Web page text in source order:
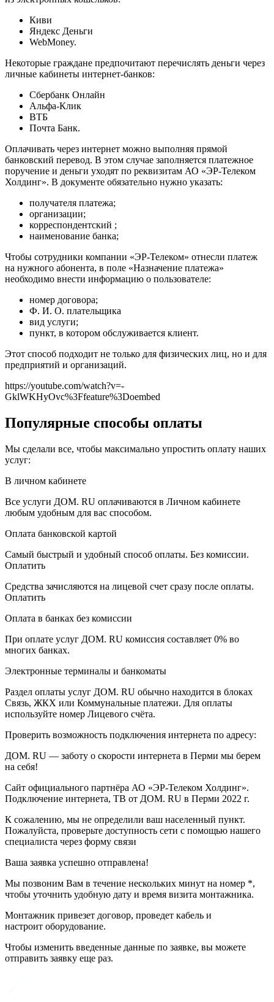
Киви
Яндекс Деньги
WebMoney.
Некоторые граждане предпочитают перечислять деньги через
личные кабинеты интернет-банков:
Сбербанк Онлайн
Альфа-Клик
ВТБ
Почта Банк.
Оплачивать через интернет можно выполняя прямой
банковский перевод. В этом случае заполняется платежное
поручение и деньги уходят по реквизитам АО «ЭР-Телеком
Холдинг». В документе обязательно нужно указать:
получателя платежа;
организации;
корреспондентский ;
наименование банка;
Чтобы сотрудники компании «ЭР-Телеком» отнесли платеж
на нужного абонента, в поле «Назначение платежа»
необходимо внести информацию о пользователе:
номер договора;
Ф. И. О. плательщика
вид услуги;
пункт, в котором обслуживается клиент.
Этот способ подходит не только для физических лиц, но и для
предприятий и организаций.
https://youtube.com/watch?v=-
GklWKHyOvc%3Ffeature%3Doembed
Популярные способы оплаты
Мы сделали все, чтобы максимально упростить оплату наших
услуг:
В личном кабинете
Все услуги ДОМ. RU оплачиваются в Личном кабинете
любым удобным для вас способом.
Оплата банковской картой
Самый быстрый и удобный способ оплаты. Без комиссии.
Оплатить
Средства зачисляются на лицевой счет сразу после оплаты.
Оплатить
Оплата в банках без комиссии
При оплате услуг ДОМ. RU комиссия составляет 0% во
многих банках.
Электронные терминалы и банкоматы
Раздел оплаты услуг ДОМ. RU обычно находится в блоках
Связь, ЖКХ или Коммунальные платежи. Для оплаты
используйте номер Лицевого счёта.
Проверить возможность подключения интернета по адресу:
ДОМ. RU — заботу о скорости интернета в Перми мы берем
на себя!
Сайт официального партнёра АО «ЭР-Телеком Холдинг».
Подключение интернета, ТВ от ДОМ. RU в Перми 2022 г.
К сожалению, мы не определили ваш населенный пункт.
Пожалуйста, проверьте доступность сети с помощью нашего
специалиста через форму связи
Ваша заявка успешно отправлена!
Мы позвоним Вам в течение нескольких минут на номер *,
чтобы уточнить удобную дату и время визита монтажника.
Монтажник привезет договор, проведет кабель и
настроит оборудование.
Чтобы изменить введенные данные по заявке, вы можете
отправить заявку еще раз.